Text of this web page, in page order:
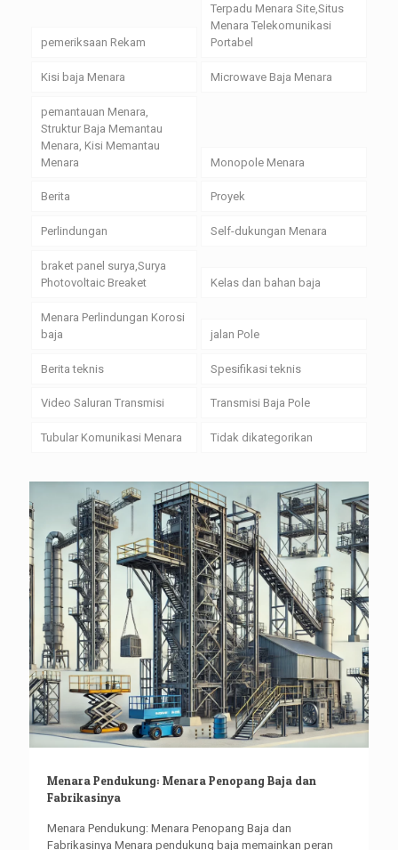
pemeriksaan Rekam
Terpadu Menara Site,Situs
Menara Telekomunikasi
Portabel
Kisi baja Menara Microwave Baja Menara
pemantauan Menara,
Struktur Baja Memantau
Menara, Kisi Memantau
Menara
Monopole Menara
Berita Proyek
Perlindungan Self-dukungan Menara
braket panel surya,Surya
Photovoltaic Breaket
Kelas dan bahan baja
Menara Perlindungan Korosi
baja
jalan Pole
Berita teknis Spesifikasi teknis
Video Saluran Transmisi Transmisi Baja Pole
Tubular Komunikasi Menara Tidak dikategorikan
Menara Pendukung: Menara Penopang Baja dan
Fabrikasinya
Menara Pendukung: Menara Penopang Baja dan
Fabrikasinya Menara pendukung baja memainkan peran